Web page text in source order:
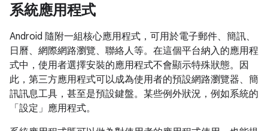
系統應用程式
Android 隨附一組核心應用程式，可用於電子郵件、簡訊、
日曆、網際網路瀏覽、聯絡人等。在這個平台納入的應用程
式中，使用者選擇安裝的應用程式不會顯示特殊狀態。因
此，第三方應用程式可以成為使用者的預設網路瀏覽器、簡
訊訊息工具，甚至是預設鍵盤。某些例外狀況，例如系統的
「設定」應用程式。